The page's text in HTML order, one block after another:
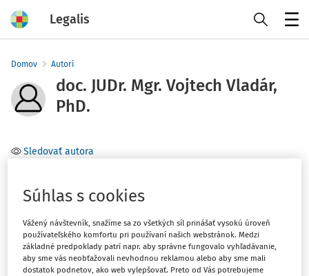
Legalis
Domov Autori
doc. JUDr. Mgr. Vojtech Vladár,
PhD.
Sledovať autora
Filter
Počet vyhľadaných dokumentov:1
Súhlas s cookies
Vážený návštevník, snažíme sa zo všetkých síl prinášať vysokú úroveň
používateľského komfortu pri používaní našich webstránok. Medzi
základné predpoklady patrí napr. aby správne fungovalo vyhľadávanie,
aby sme vás neobťažovali nevhodnou reklamou alebo aby sme mali
dostatok podnetov, ako web vylepšovať. Preto od Vás potrebujeme